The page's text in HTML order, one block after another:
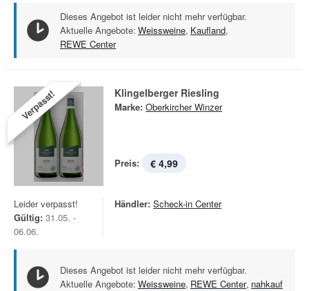
Dieses Angebot ist leider nicht mehr verfügbar.
Aktuelle Angebote: Weissweine, Kaufland,
REWE Center
Verpasst! Klingelberger Riesling
Marke: Oberkircher Winzer
Preis: € 4,99
Leider verpasst!
Gültig: 31.05. -
06.06.
Händler: Scheck-in Center
Dieses Angebot ist leider nicht mehr verfügbar.
Aktuelle Angebote: Weissweine, REWE Center, nahkauf